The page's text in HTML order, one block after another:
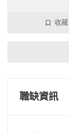
收藏
職缺資訊